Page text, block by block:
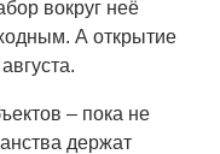
вокруг неё
А открытие
– пока не
держат